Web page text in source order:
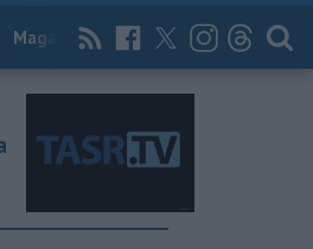
Magazín News Now Archív